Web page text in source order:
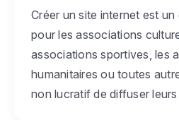
Créer un site internet est
pour les associations
associations sportives, les
humanitaires ou toutes
non lucratif de diffuser